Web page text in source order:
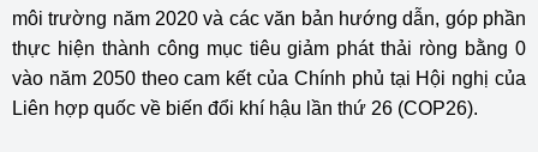
môi trường năm 2020 và các văn bản hướng dẫn, góp phần
thực hiện thành công mục tiêu giảm phát thải ròng bằng 0
vào năm 2050 theo cam kết của Chính phủ tại Hội nghị của
Liên hợp quốc về biến đổi khí hậu lần thứ 26 (COP26).